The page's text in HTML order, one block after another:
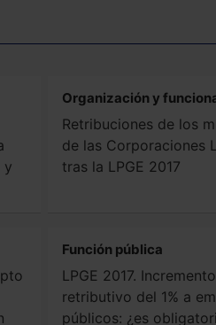
y
Organización y
Retribuciones de los
de las Corporaciones
tras la LPGE 2017
Función pública
LPGE 2017. Incremento
retributivo del 1% a
públicos: ¿es